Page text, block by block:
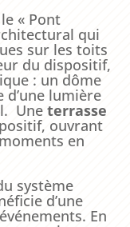
le « Pont
qui
sur les toits
du dispositif,
: un dôme
d’une lumière
Uneterrasse
ouvrant
en
système
d’une
En